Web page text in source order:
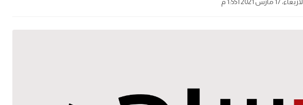
الأربعاء، 17 مارس 2021 | 1:55 م